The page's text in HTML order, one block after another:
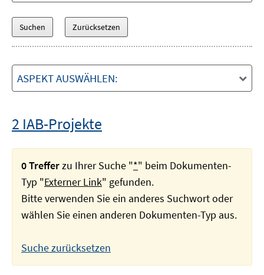
ASPEKT AUSWÄHLEN:
2 IAB-Projekte
0 Trefferzu Ihrer Suche "*" beim Dokumenten-
Typ "Externer Link" gefunden.
Bitte verwenden Sie ein anderes Suchwort oder
wählen Sie einen anderen Dokumenten-Typ aus.
Suche zurücksetzen